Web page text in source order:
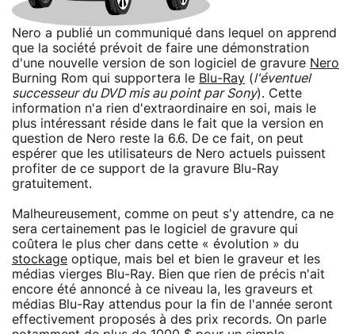
Nero a publié un communiqué dans lequel on apprend
que la société prévoit de faire une démonstration
d'une nouvelle version de son logiciel de gravure Nero
Burning Rom qui supportera le Blu-Ray (l'éventuel
successeur du DVD mis au point par Sony). Cette
information n'a rien d'extraordinaire en soi, mais le
plus intéressant réside dans le fait que la version en
question de Nero reste la 6.6. De ce fait, on peut
espérer que les utilisateurs de Nero actuels puissent
profiter de ce support de la gravure Blu-Ray
gratuitement.
Malheureusement, comme on peut s'y attendre, ca ne
sera certainement pas le logiciel de gravure qui
coûtera le plus cher dans cette « évolution » du
stockage optique, mais bel et bien le graveur et les
médias vierges Blu-Ray. Bien que rien de précis n'ait
encore été annoncé à ce niveau la, les graveurs et
médias Blu-Ray attendus pour la fin de l'année seront
effectivement proposés à des prix records. On parle